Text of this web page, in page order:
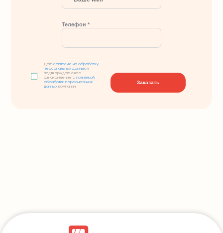
Телефон *
Даюсогласие на обработку
персональных данных и
подтверждаю свое
ознакомление сполитикой
обработки персональных
данных компании
Заказать